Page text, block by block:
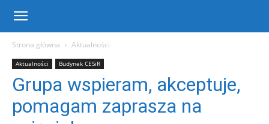
Centrum
Sportu
Strona główna Aktualności
Aktualności Budynek CESiR
Grupa wspieram, akceptuje,
pomagam zaprasza na